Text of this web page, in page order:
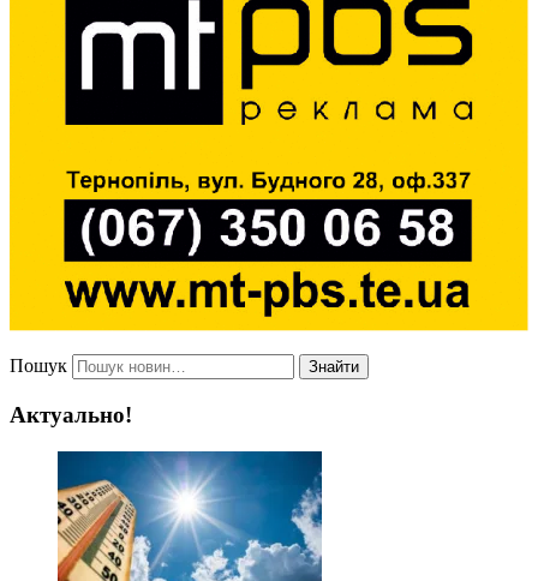
Пошук Знайти
Актуально!